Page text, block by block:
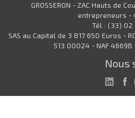
GROSSERON - ZAC Hauts de
entrepreneurs -
Tél : (33) 02
SAS au Capital de 3 817 650 Euros -
513 00024 - NAF 4669B
Nous